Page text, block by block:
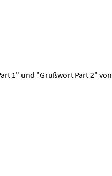
1" und "Grußwort Part 2" von